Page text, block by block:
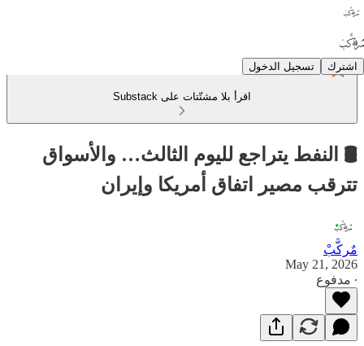
اشترك تسجيل الدخول
اقرأ بلا مشتّتات على Substack
🛢️ النفط يتراجع لليوم الثالث… والأسواق
تترقب مصير اتفاق أمريكا وإيران
مٌركَّبْ
May 21, 2026
∙ مدفوع